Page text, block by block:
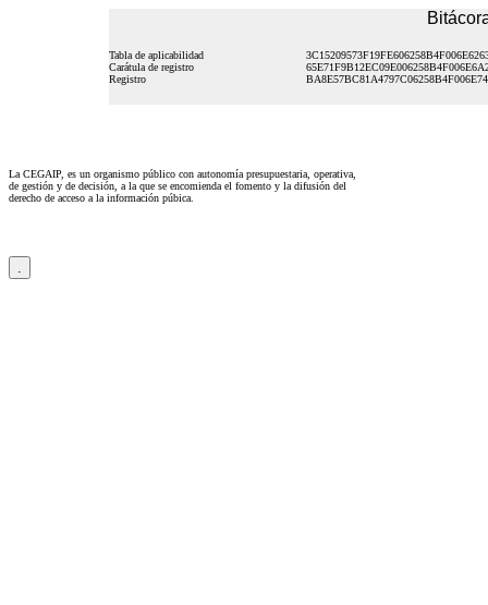
Tabla de aplicabilidad
Carátula de registro
Registro
La CEGAIP, es un organismo público con autonomía presupuestaria, operativa,
de gestión y de decisión, a la que se encomienda el fomento y la difusión del
derecho de acceso a la información púbica.